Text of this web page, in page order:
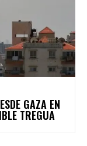
GAZA EN
TREGUA